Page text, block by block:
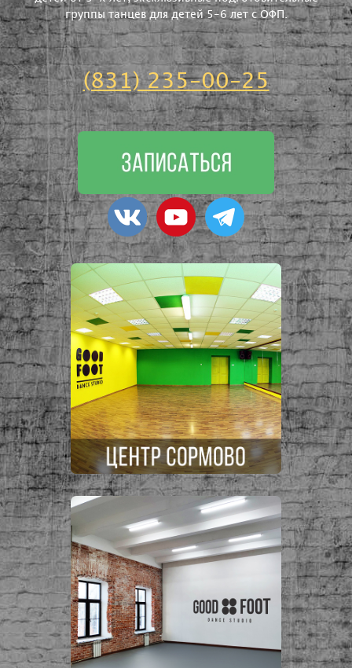
группы танцев для детей 5-6 лет с ОФП.
(831) 235-00-25